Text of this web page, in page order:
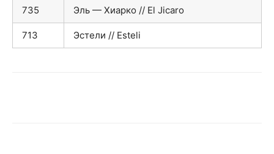
735 Эль — Хиарко // El Jicaro
713 Эстели // Esteli